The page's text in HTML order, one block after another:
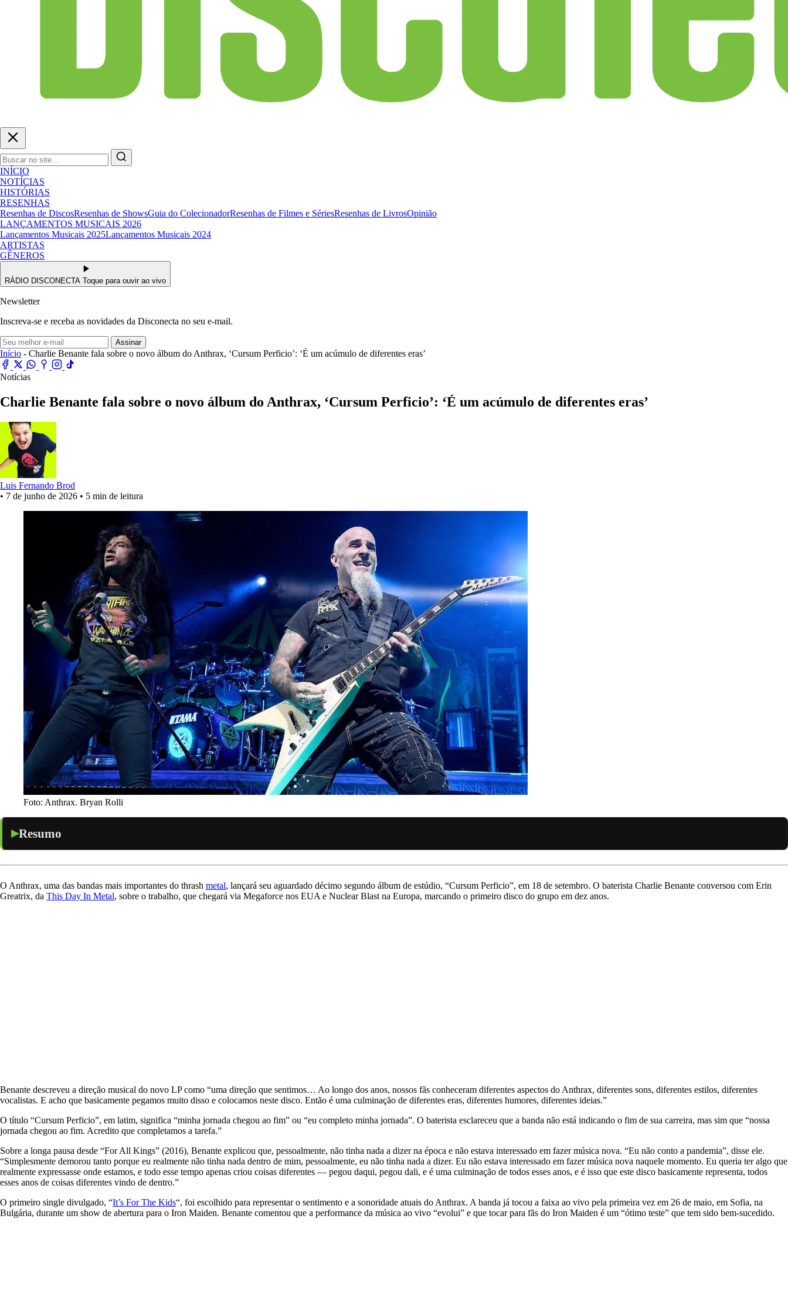
INÍCIO
NOTÍCIAS
HISTÓRIAS
RESENHAS
Resenhas de DiscosResenhas de ShowsGuia do ColecionadorResenhas de Filmes e SériesResenhas de LivrosOpinião
LANÇAMENTOS MUSICAIS 2026
Lançamentos Musicais 2025Lançamentos Musicais 2024
ARTISTAS
GÊNEROS
RÁDIO DISCONECTA Toque para ouvir ao vivo
Newsletter
Inscreva-se e receba as novidades da Disconecta no seu e-mail.
Assinar
Início - Charlie Benante fala sobre o novo álbum do Anthrax, ‘Cursum Perficio’: ‘É um acúmulo de diferentes eras’
Notícias
Charlie Benante fala sobre o novo álbum do Anthrax, ‘Cursum Perficio’: ‘É um acúmulo de diferentes eras’
Luis Fernando Brod
• 7 de junho de 2026 • 5 min de leitura
Foto: Anthrax. Bryan Rolli
Resumo
O Anthrax, uma das bandas mais importantes do thrash metal, lançará seu aguardado décimo segundo álbum de estúdio, “Cursum Perficio”, em 18 de setembro. O baterista Charlie Benante conversou com Erin
Greatrix, da This Day In Metal, sobre o trabalho, que chegará via Megaforce nos EUA e Nuclear Blast na Europa, marcando o primeiro disco do grupo em dez anos.
Benante descreveu a direção musical do novo LP como “uma direção que sentimos… Ao longo dos anos, nossos fãs conheceram diferentes aspectos do Anthrax, diferentes sons, diferentes estilos, diferentes
vocalistas. E acho que basicamente pegamos muito disso e colocamos neste disco. Então é uma culminação de diferentes eras, diferentes humores, diferentes ideias.”
O título “Cursum Perficio”, em latim, significa “minha jornada chegou ao fim” ou “eu completo minha jornada”. O baterista esclareceu que a banda não está indicando o fim de sua carreira, mas sim que “nossa
jornada chegou ao fim. Acredito que completamos a tarefa.”
Sobre a longa pausa desde “For All Kings” (2016), Benante explicou que, pessoalmente, não tinha nada a dizer na época e não estava interessado em fazer música nova. “Eu não conto a pandemia”, disse ele.
“Simplesmente demorou tanto porque eu realmente não tinha nada dentro de mim, pessoalmente, eu não tinha nada a dizer. Eu não estava interessado em fazer música nova naquele momento. Eu queria ter algo que
realmente expressasse onde estamos, e todo esse tempo apenas criou coisas diferentes — pegou daqui, pegou dali, e é uma culminação de todos esses anos, e é isso que este disco basicamente representa, todos
esses anos de coisas diferentes vindo de dentro.”
O primeiro single divulgado, “It’s For The Kids“, foi escolhido para representar o sentimento e a sonoridade atuais do Anthrax. A banda já tocou a faixa ao vivo pela primeira vez em 26 de maio, em Sofia, na
Bulgária, durante um show de abertura para o Iron Maiden. Benante comentou que a performance da música ao vivo “evolui” e que tocar para fãs do Iron Maiden é um “ótimo teste” que tem sido bem-sucedido.